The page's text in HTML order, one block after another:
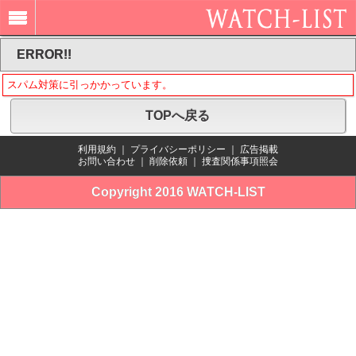
ERROR!!
スパム対策に引っかかっています。
TOPへ戻る
利用規約 プライバシーポリシー
広告掲載
お問い合わせ
削除依頼 捜査関係事項照会
Copyright 2016 WATCH-LIST